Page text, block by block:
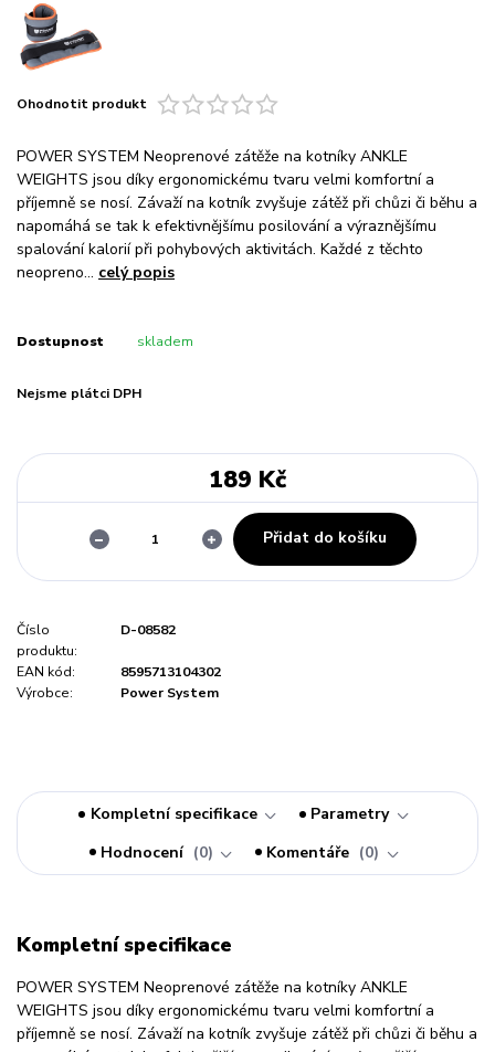
Ohodnotit produkt
POWER SYSTEM Neoprenové zátěže na kotníky ANKLE
WEIGHTS jsou díky ergonomickému tvaru velmi komfortní a
příjemně se nosí. Závaží na kotník zvyšuje zátěž při chůzi či běhu a
napomáhá se tak k efektivnějšímu posilování a výraznějšímu
spalování kalorií při pohybových aktivitách. Každé z těchto
neopreno... celý popis
Dostupnost skladem
Nejsme plátci DPH
189 Kč
Přidat do košíku
Číslo
produktu:
D-08582
EAN kód:
8595713104302
Výrobce:
Power System
Kompletní specifikace
Parametry
Hodnocení
0 Komentáře 0
Kompletní specifikace
POWER SYSTEM Neoprenové zátěže na kotníky ANKLE
WEIGHTS jsou díky ergonomickému tvaru velmi komfortní a
příjemně se nosí. Závaží na kotník zvyšuje zátěž při chůzi či běhu a